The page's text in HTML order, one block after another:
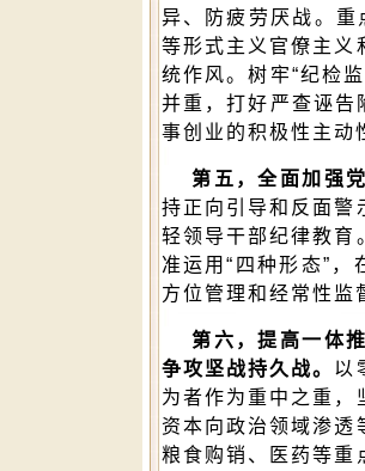
异、防疲劳厌战。重
等形式主义官僚主义
统作风。树牢“纪检
并重，打好严查诬告
事创业的积极性主动
第五，全面加强党
持正向引导和反面警
轻领导干部纪律教育
准运用“四种形态”
方位管理和经常性监
第六，提高一体推
争攻坚战持久战。 以
为者作为重中之重
资本向政治领域渗
粮食购销、医药等重